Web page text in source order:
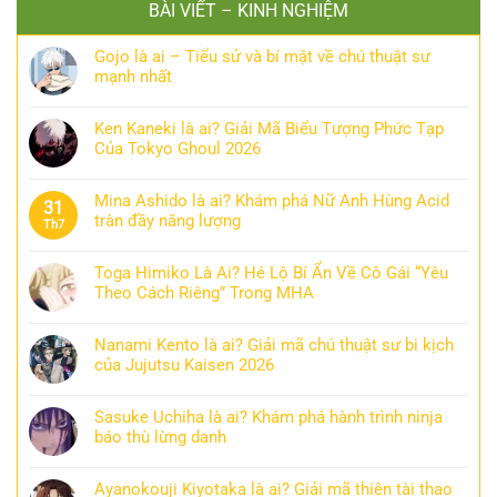
BÀI VIẾT – KINH NGHIỆM
Gojo là ai – Tiểu sử và bí mật về chú thuật sư
mạnh nhất
Ken Kaneki là ai? Giải Mã Biểu Tượng Phức Tạp
Của Tokyo Ghoul 2026
31
Th7
Mina Ashido là ai? Khám phá Nữ Anh Hùng Acid
tràn đầy năng lượng
Toga Himiko Là Ai? Hé Lộ Bí Ẩn Về Cô Gái “Yêu
Theo Cách Riêng” Trong MHA
Nanami Kento là ai? Giải mã chú thuật sư bi kịch
của Jujutsu Kaisen 2026
Sasuke Uchiha là ai? Khám phá hành trình ninja
báo thù lừng danh
Ayanokouji Kiyotaka là ai? Giải mã thiên tài thao